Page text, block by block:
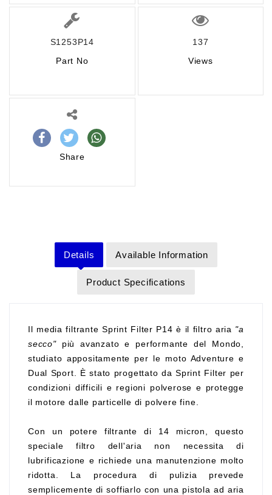
S1253P14
Part No
137
Views
Share
Details Available Information
Product Specifications
Il media filtrante Sprint Filter P14 è il filtro aria "a
secco"più avanzato e performante del Mondo,
studiato appositamente per le moto Adventure e
Dual Sport. È stato progettato da Sprint Filter per
condizioni difficili e regioni polverose e protegge
il motore dalle particelle di polvere fine.
Con un potere filtrante di 14 micron, questo
speciale filtro dell'aria non necessita di
lubrificazione e richiede una manutenzione molto
ridotta. La procedura di pulizia prevede
semplicemente di soffiarlo con una pistola ad aria